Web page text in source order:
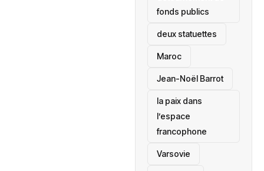
fonds publics
deux statuettes
Maroc
Jean-Noël Barrot
la paix dans
l’espace
francophone
‎Varsovie